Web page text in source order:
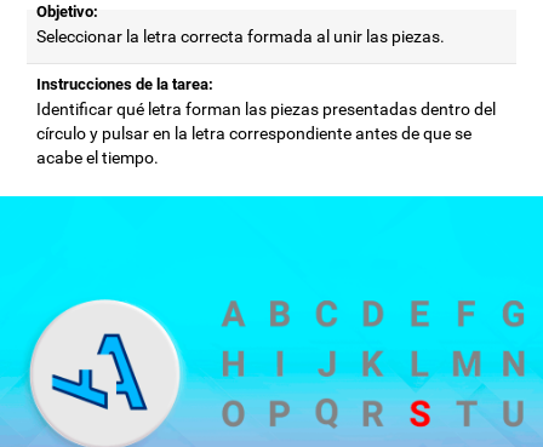
Objetivo:
Seleccionar la letra correcta formada al unir las piezas.
Instrucciones de la tarea:
Identificar qué letra forman las piezas presentadas dentro del
círculo y pulsar en la letra correspondiente antes de que se
acabe el tiempo.